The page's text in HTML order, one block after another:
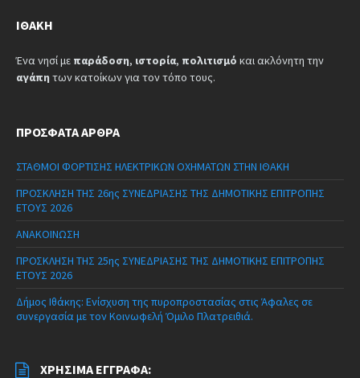
ΙΘΆΚΗ
Ένα νησί με παράδοση, ιστορία, πολιτισμό και ακλόνητη την
αγάπη των κατοίκων για τον τόπο τους.
ΠΡΌΣΦΑΤΑ ΆΡΘΡΑ
ΣΤΑΘΜΟΙ ΦΟΡΤΙΣΗΣ ΗΛΕΚΤΡΙΚΩΝ ΟΧΗΜΑΤΩΝ ΣΤΗΝ ΙΘΑΚΗ
ΠΡΟΣΚΛΗΣΗ ΤΗΣ 26ης ΣΥΝΕΔΡΙΑΣΗΣ ΤΗΣ ΔΗΜΟΤΙΚΗΣ ΕΠΙΤΡΟΠΗΣ
ΕΤΟΥΣ 2026
ΑΝΑΚΟΙΝΩΣΗ
ΠΡΟΣΚΛΗΣΗ ΤΗΣ 25ης ΣΥΝΕΔΡΙΑΣΗΣ ΤΗΣ ΔΗΜΟΤΙΚΗΣ ΕΠΙΤΡΟΠΗΣ
ΕΤΟΥΣ 2026
Δήμος Ιθάκης: Ενίσχυση της πυροπροστασίας στις Άφαλες σε
συνεργασία με τον Κοινωφελή Όμιλο Πλατρειθιά.
ΧΡΉΣΙΜΑ ΈΓΓΡΑΦΑ: